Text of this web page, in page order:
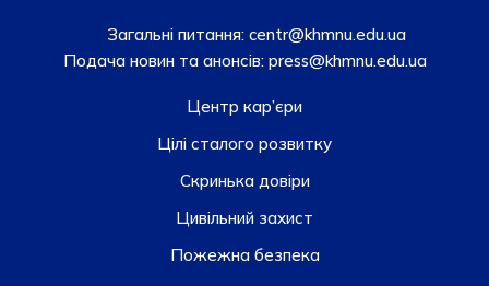
Загальні питання: centr@khmnu.edu.ua
Подача новин та анонсів:press@khmnu.edu.ua
Центр кар’єри
Цілі сталого розвитку
Скринька довiри
Цивільний захист
Пожежна безпека